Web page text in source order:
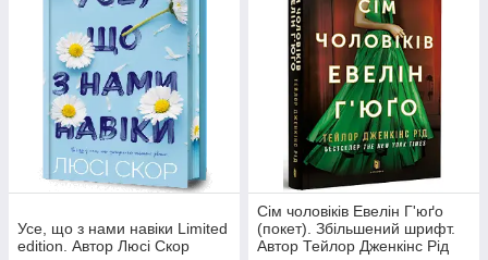
Усе, що з нами навіки Limited
edition. Автор Люсі Скор
Сім чоловіків Евелін Г'юґо
(покет). Збільшений шрифт.
Автор Тейлор Дженкінс Рід